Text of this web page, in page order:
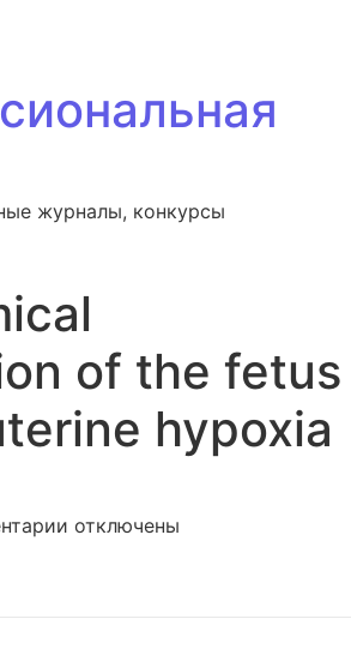
журналы, конкурсы
of the fetus
hypoxia
к записи Biochemical
отключены